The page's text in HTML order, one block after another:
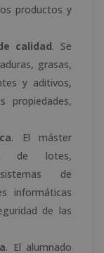
productos y
calidad. Se
grasas,
y aditivos,
propiedades,
. El máster
de lotes,
de
informáticas
de las
. El alumnado